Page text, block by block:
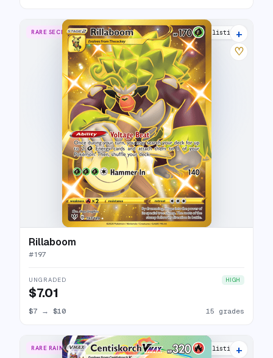
RARE SECRET 19 listings
+
♡
Rillaboom
#197
UNGRADED HIGH
$7.01
$7 → $10 15 grades
RARE RAINBOW 15 listings
+